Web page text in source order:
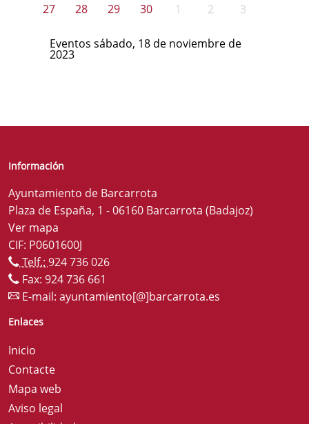
27
28 29 30 1 2 3
Eventos sábado, 18 de noviembre de
2023
Información
Ayuntamiento de Barcarrota
Plaza de España, 1 - 06160 Barcarrota (Badajoz)
Ver mapa
CIF: P0601600J
Telf.: 924 736 026
Fax: 924 736 661
E-mail: ayuntamiento[@]barcarrota.es
Enlaces
Inicio
Contacte
Mapa web
Aviso legal